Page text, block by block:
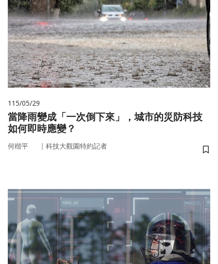
115/05/29
當降雨變成「一次倒下來」，城市的災防科技
如何即時應變？
何楷平 ｜ 科技大觀園特約記者
儲